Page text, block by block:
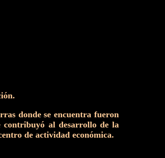
donde se encuentra fueron
contribuyó al desarrollo de la
de actividad económica.